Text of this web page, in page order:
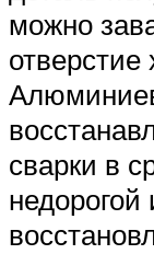
можно
отверстие
сварки в